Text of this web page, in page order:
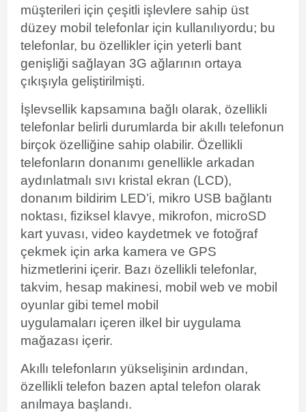
müşterileri için çeşitli işlevlere sahip üst
düzey mobil telefonlar için kullanılıyordu; bu
telefonlar, bu özellikler için yeterli bant
genişliği sağlayan 3G ağlarının ortaya
çıkışıyla geliştirilmişti.
İşlevsellik kapsamına bağlı olarak, özellikli
telefonlar belirli durumlarda bir akıllı telefonun
birçok özelliğine sahip olabilir. Özellikli
telefonların donanımı genellikle arkadan
aydınlatmalı sıvı kristal ekran (LCD),
donanım bildirim LED’i, mikro USB bağlantı
noktası, fiziksel
klavye, mikrofon, microSD
kart yuvası, video kaydetmek ve fotoğraf
çekmek için arka kamera ve GPS
hizmetlerini içerir. Bazı özellikli telefonlar,
takvim, hesap makinesi, mobil web ve mobil
oyunlar gibi temel mobil
uygulamaları içeren ilkel bir uygulama
mağazası içerir.
Akıllı telefonların yükselişinin ardından,
özellikli telefon bazen aptal telefon olarak
anılmaya başlandı.